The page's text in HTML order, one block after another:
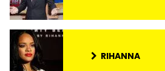
RIHANNA